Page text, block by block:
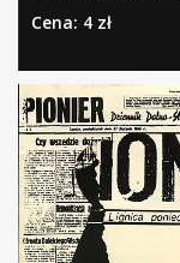
Cena: 4 zł